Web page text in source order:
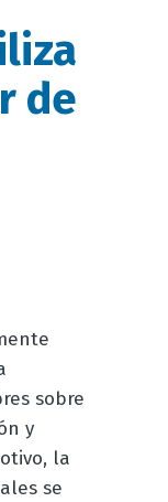
de
sobre
y
la
se